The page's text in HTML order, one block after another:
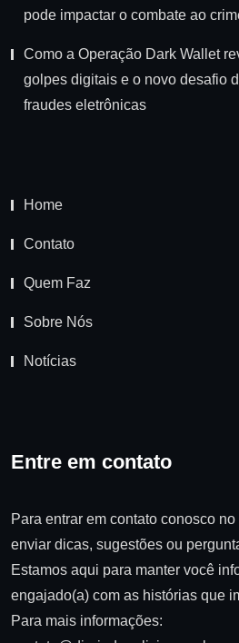
pode impactar o combate ao
Como a Operação Dark Wallet
golpes digitais e o novo desafio
fraudes eletrônicas
Home
Contato
Quem Faz
Sobre Nós
Notícias
Entre em contato
Para entrar em contato conosco
enviar dicas, sugestões ou
Estamos aqui para manter você
engajado(a) com as histórias que
Para mais informações: